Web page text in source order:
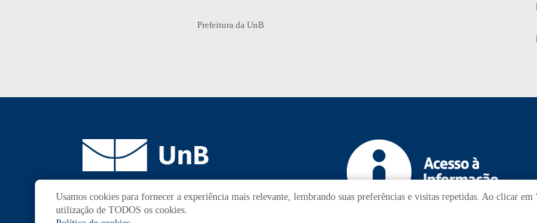
Prefeitura da UnB
Campus Universitário Darcy Ribeiro
Brasília-DF | CEP 70910-900
Usamos cookies para fornecer a experiência mais relevante, lembrando suas preferências e visitas repetidas. Ao clicar
utilização de TODOS os cookies.